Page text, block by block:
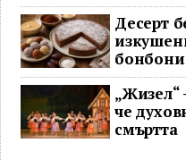
Десерт
бонбони
„Жизел“
че
смъртта